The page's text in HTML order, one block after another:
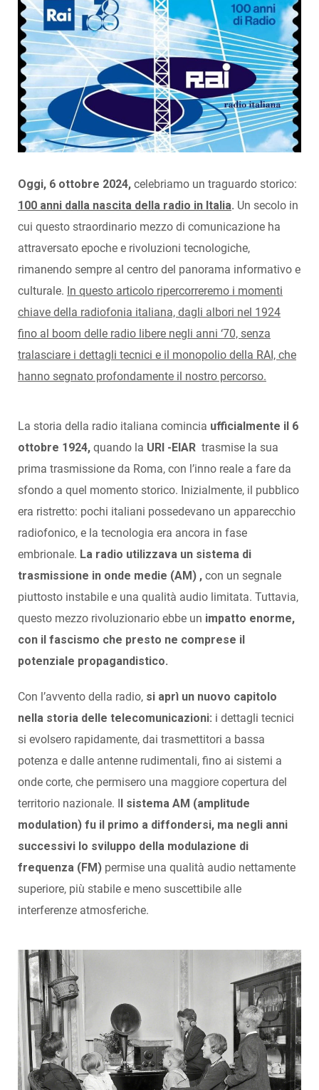
Oggi, 6 ottobre 2024, celebriamo un traguardo storico:
100 anni dalla nascita della radio in Italia. Un secolo in
cui questo straordinario mezzo di comunicazione ha
attraversato epoche e rivoluzioni tecnologiche,
rimanendo sempre al centro del panorama informativo e
culturale. In questo articolo ripercorreremo i momenti
chiave della radiofonia italiana, dagli albori nel 1924
fino al boom delle radio libere negli anni ‘70, senza
tralasciare i dettagli tecnici e il monopolio della RAI, che
hanno segnato profondamente il nostro percorso.
La storia della radio italiana comincia ufficialmente il 6
ottobre 1924, quando la URI -EIAR trasmise la sua
prima trasmissione da Roma, con l’inno reale a fare da
sfondo a quel momento storico. Inizialmente, il pubblico
era ristretto: pochi italiani possedevano un apparecchio
radiofonico, e la tecnologia era ancora in fase
embrionale. La radio utilizzava un sistema di
trasmissione in onde medie (AM) , con un segnale
piuttosto instabile e una qualità audio limitata. Tuttavia,
questo mezzo rivoluzionario ebbe un impatto enorme,
con il fascismo che presto ne comprese il
potenziale propagandistico.
Con l’avvento della radio, si aprì un nuovo capitolo
nella storia delle telecomunicazioni: i dettagli tecnici
si evolsero rapidamente, dai trasmettitori a bassa
potenza e dalle antenne rudimentali, fino ai sistemi a
onde corte, che permisero una maggiore copertura del
territorio nazionale. I
l sistema AM (amplitude
modulation) fu il primo a diffondersi, ma negli anni
successivi lo sviluppo della modulazione di
frequenza (FM) permise una qualità audio nettamente
superiore, più stabile e meno suscettibile alle
interferenze atmosferiche.